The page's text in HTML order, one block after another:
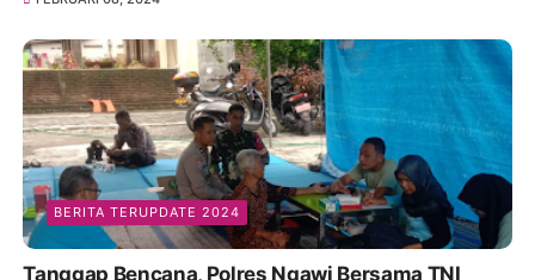
BERITA TERUPDATE 2024
Tanggap Bencana, Polres Ngawi Bersama TNI